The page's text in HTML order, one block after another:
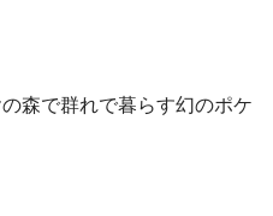
森で群れで暮らす幻のポケ